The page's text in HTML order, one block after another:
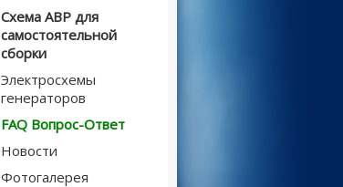
Схема АВР для
самостоятельной
сборки
Электросхемы
генераторов
FAQ Вопрос-Ответ
Новости
Фотогалерея